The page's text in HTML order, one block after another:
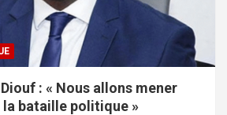
: « Nous allons mener
la bataille politique »